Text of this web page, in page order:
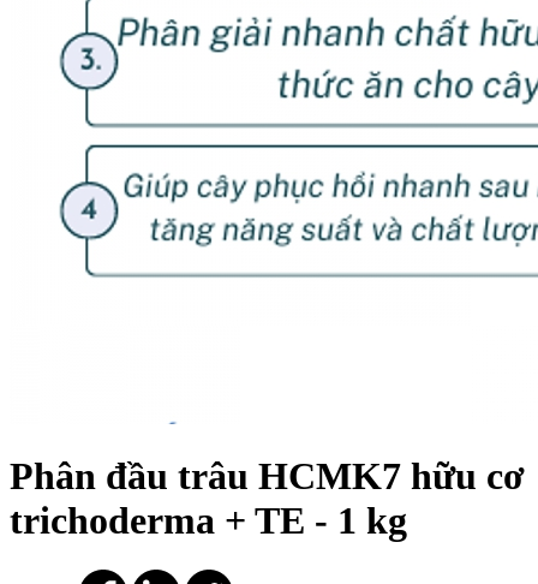
Phân đầu trâu HCMK7 hữu cơ
trichoderma + TE - 1 kg